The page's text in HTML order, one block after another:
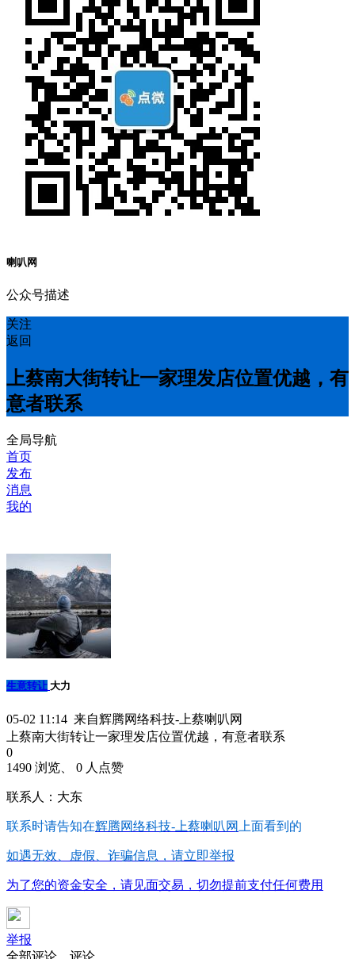
喇叭网
公众号描述
关注
返回
上蔡南大街转让一家理发店位置优越，有
意者联系
全局导航
首页
发布
消息
我的
生意转让 大力
05-02 11:14 来自辉腾网络科技-上蔡喇叭网
上蔡南大街转让一家理发店位置优越，有意者联系
0
1490 浏览、 0 人点赞
联系人：大东
联系时请告知在辉腾网络科技-上蔡喇叭网 上面看到的
如遇无效、虚假、诈骗信息，请立即举报
为了您的资金安全，请见面交易，切勿提前支付任何费用
举报
全部评论
评论